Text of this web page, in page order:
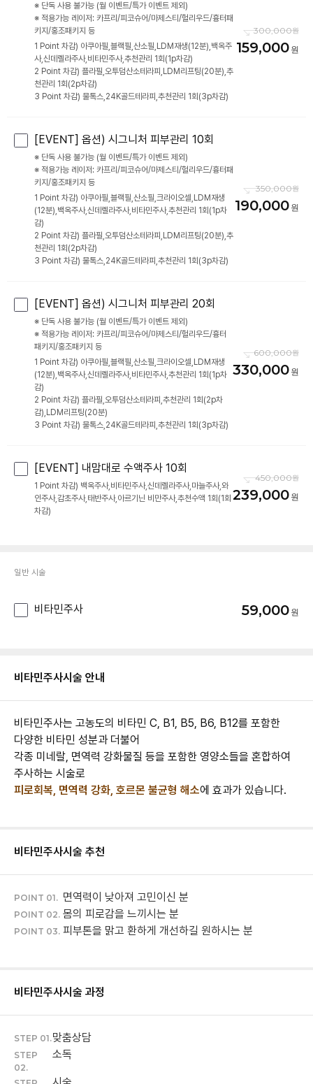
비타민주사시술 안내
비타민주사는 고농도의 비타민 C, B1, B5, B6, B12를 포함한
다양한 비타민 성분과 더불어
각종 미네랄, 면역력 강화물질 등을 포함한 영양소들을 혼합하여
주사하는 시술로
피로회복, 면역력 강화, 호르몬 불균형 해소
비타민주사시술 추천
POINT 01.
POINT 02. 몸의 피로감을 느끼시는 분
POINT 03. 피부톤을 맑고 환하게 개선하길 원하시는 분
비타민주사시술 과정
STEP 01.맞춤상담
STEP
02.
소독
※ 단독 사용 불가능 (월 이벤트/특가 이벤트 제외)
※ 적용가능 레이저: 카프리/피코슈어/마제스티/헐리우드/흉터패
키지/홍조패키지 등
1 Point 차감) 아쿠아필,블랙필,산소필,LDM재생(12분),백옥주
사,신데렐라주사,비타민주사,추천관리 1회(1p차감)
2 Point 차감) 플라필,오투덤산소테라피,LDM리프팅(20분),추
천관리 1회(2p차감)
3 Point 차감) 물톡스,24K골드테라피,추천관리 1회(3p차감)
300,000
159,000
[EVENT] 옵션) 시그니처 피부관리 10회
※ 단독 사용 불가능 (월 이벤트/특가 이벤트 제외)
※ 적용가능 레이저: 카프리/피코슈어/마제스티/헐리우드/흉터패
키지/홍조패키지 등
1 Point 차감) 아쿠아필,블랙필,산소필,크라이오셀,LDM재생
(12분),백옥주사,신데렐라주사,비타민주사,추천관리 1회(1p차
감)
2 Point 차감) 플라필,오투덤산소테라피,LDM리프팅(20분),추
천관리 1회(2p차감)
3 Point 차감) 물톡스,24K골드테라피,추천관리 1회(3p차감)
350,000
190,000
[EVENT] 옵션) 시그니처 피부관리 20회
※ 단독 사용 불가능 (월 이벤트/특가 이벤트 제외)
※ 적용가능 레이저: 카프리/피코슈어/마제스티/헐리우드/흉터
패키지/홍조패키지 등
1 Point 차감) 아쿠아필,블랙필,산소필,크라이오셀,LDM재생
(12분),백옥주사,신데렐라주사,비타민주사,추천관리 1회(1p차
감)
2 Point 차감) 플라필,오투덤산소테라피,추천관리 1회(2p차
감),LDM리프팅(20분)
3 Point 차감) 물톡스,24K골드테라피,추천관리 1회(3p차감)
600,000
330,000
[EVENT] 내맘대로 수액주사 10회
1 Point 차감) 백옥주사,비타민주사,신데렐라주사,마늘주사,와
인주사,감초주사,태반주사,아르기닌 비만주사,추천수액 1회(1회
차감)
450,000
239,000
일반 시술
비타민주사 59,000